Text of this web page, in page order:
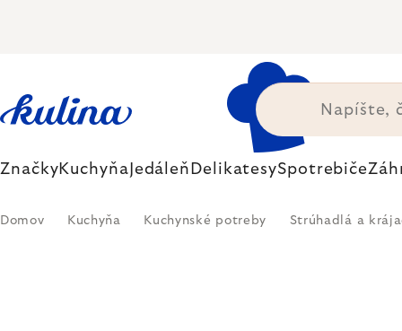
ZnačkyKuchyňa Jedáleň DelikatesySpotrebiče
Domov Kuchyňa Kuchynské potreby Strúhadlá a